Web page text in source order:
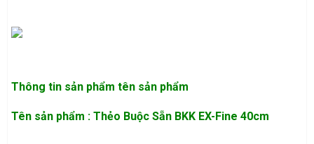
Thông tin sản phẩm tên sản phẩm
Tên sản phẩm : Thẻo Buộc Sẵn BKK EX-Fine 40cm